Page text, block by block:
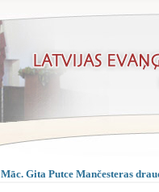
Māc. Gita Putce Mančesteras